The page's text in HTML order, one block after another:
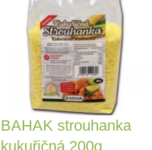
BAHAK strouhanka
kukuřičná 200g